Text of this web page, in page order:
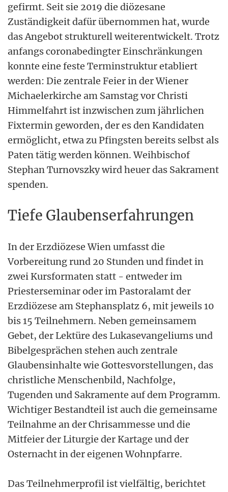
gefirmt. Seit sie 2019 die diözesane
Zuständigkeit dafür übernommen hat, wurde
das Angebot strukturell weiterentwickelt. Trotz
anfangs coronabedingter Einschränkungen
konnte eine feste Terminstruktur etabliert
werden: Die zentrale Feier in der Wiener
Michaelerkirche am Samstag vor Christi
Himmelfahrt ist inzwischen zum jährlichen
Fixtermin geworden, der es den Kandidaten
ermöglicht, etwa zu Pfingsten bereits selbst als
Paten tätig werden können. Weihbischof
Stephan Turnovszky wird heuer das Sakrament
spenden.
Tiefe Glaubenserfahrungen
In der Erzdiözese Wien umfasst die
Vorbereitung rund 20 Stunden und findet in
zwei Kursformaten statt - entweder im
Priesterseminar oder im Pastoralamt der
Erzdiözese am Stephansplatz 6, mit jeweils 10
bis 15 Teilnehmern. Neben gemeinsamem
Gebet, der Lektüre des Lukasevangeliums und
Bibelgesprächen stehen auch zentrale
Glaubensinhalte wie Gottesvorstellungen, das
christliche Menschenbild, Nachfolge,
Tugenden und Sakramente auf dem Programm.
Wichtiger Bestandteil ist auch die gemeinsame
Teilnahme an der Chrisammesse und die
Mitfeier der Liturgie der Kartage und der
Osternacht in der eigenen Wohnpfarre.
Das Teilnehmerprofil ist vielfältig, berichtet